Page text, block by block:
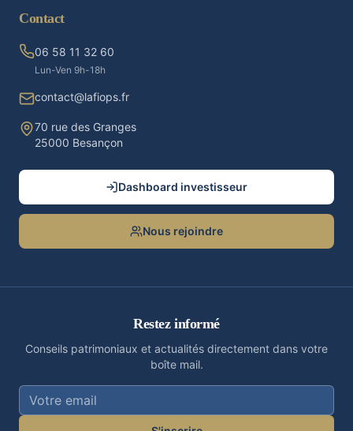
Contact
06 58 11 32 60
Lun-Ven 9h-18h
contact@lafiops.fr
70 rue des Granges
25000 Besançon
Dashboard investisseur
Nous rejoindre
Restez informé
Conseils patrimoniaux et actualités directement dans votre
boîte mail.